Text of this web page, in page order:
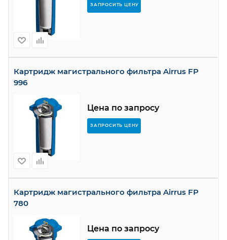
ЗАПРОСИТЬ ЦЕНУ
Картридж магистрального фильтра Airrus FP
996
Цена по запросу
ЗАПРОСИТЬ ЦЕНУ
Картридж магистрального фильтра Airrus FP
780
Цена по запросу